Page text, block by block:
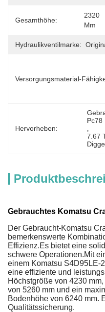
Gesamthöhe:
2320
Mm
Hydraulikventilmarke:
Versorgungsmaterial-
Hervorheben:
Pc78
7.67
Gebrauchtes Komatsu
Der Gebraucht-Komatsu
bemerkenswerte
Effizienz.Es bietet eine
schwere Operationen.Mit
einem Komatsu S4D95LE-
eine effiziente und
Höchstgröße von 4230
von 5260 mm und ein
Bodenhöhe von 6240 mm.
Qualitätssicherung.